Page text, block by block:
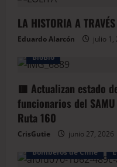
LA HISTORIA A
Eduardo Alarcón
julio 1,
BioBio
🟥 Actualizan estado
funcionarios del
Ruta 160
CrisGutie
junio 27, 2026
Bomberos de Chile